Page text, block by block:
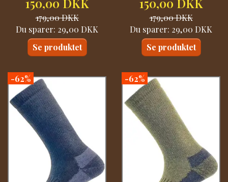
150,00 DKK
179,00 DKK
Du sparer: 29,00 DKK
Se produktet
150,00 DKK
179,00 DKK
Du sparer: 29,00 DKK
Se produktet
-62% -62%